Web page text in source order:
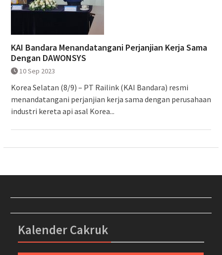
KAI Bandara Menandatangani Perjanjian Kerja Sama
Dengan DAWONSYS
10 Sep 2023
Korea Selatan (8/9) – PT Railink (KAI Bandara) resmi
menandatangani perjanjian kerja sama dengan perusahaan
industri kereta api asal Korea...
Kalender Cakruk